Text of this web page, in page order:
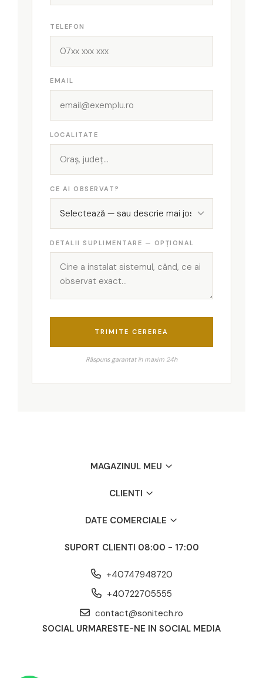
TELEFON
EMAIL
LOCALITATE
CE AI OBSERVAT?
DETALII SUPLIMENTARE — OPȚIONAL
TRIMITE CEREREA
Răspuns garantat în maxim 24h
MAGAZINUL MEU
CLIENTI
DATE COMERCIALE
SUPORT CLIENTI 08:00 - 17:00
+40747948720
+40722705555
contact@sonitech.ro
SOCIAL URMARESTE-NE IN SOCIAL MEDIA